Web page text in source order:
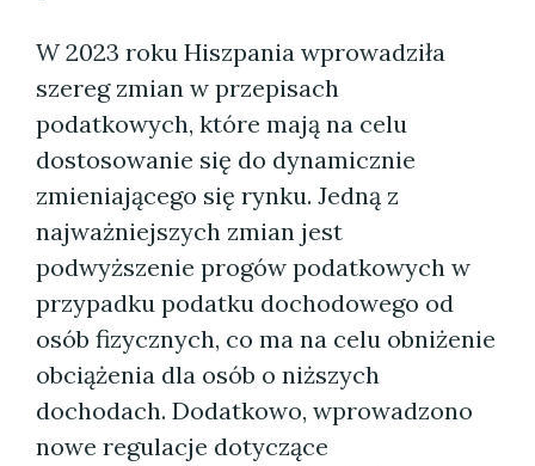
W 2023 roku Hiszpania wprowadziła
szereg zmian w przepisach
podatkowych, które mają na celu
dostosowanie się do dynamicznie
zmieniającego się rynku. Jedną z
najważniejszych zmian jest
podwyższenie progów podatkowych w
przypadku podatku dochodowego od
osób fizycznych, co ma na celu obniżenie
obciążenia dla osób o niższych
dochodach. Dodatkowo, wprowadzono
nowe regulacje dotyczące